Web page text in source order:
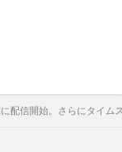
配信開始。さらにタイム